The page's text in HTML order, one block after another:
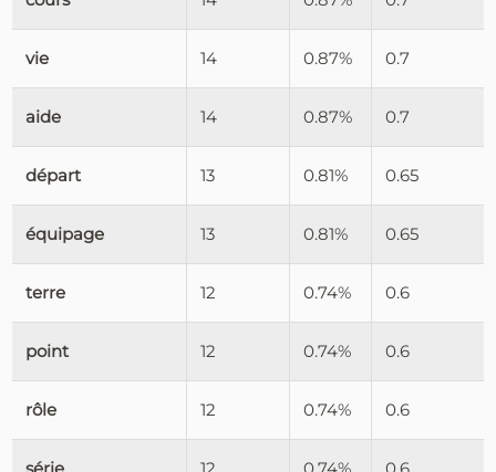
vie 14 0.87% 0.7
aide 14 0.87% 0.7
départ 13 0.81% 0.65
équipage 13 0.81% 0.65
terre 12 0.74% 0.6
point 12 0.74% 0.6
rôle 12 0.74% 0.6